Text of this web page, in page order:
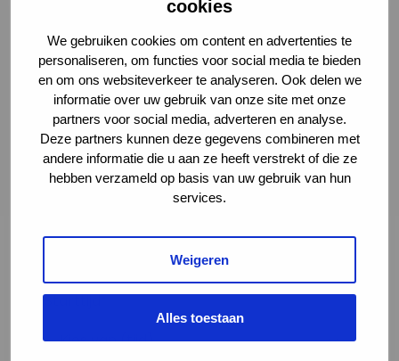
cookies
We gebruiken cookies om content en advertenties te
personaliseren, om functies voor social media te bieden
en om ons websiteverkeer te analyseren. Ook delen we
informatie over uw gebruik van onze site met onze
partners voor social media, adverteren en analyse.
Deze partners kunnen deze gegevens combineren met
andere informatie die u aan ze heeft verstrekt of die ze
hebben verzameld op basis van uw gebruik van hun
services.
Weigeren
Alles toestaan
Volledige omschrijving*
Starttijd*